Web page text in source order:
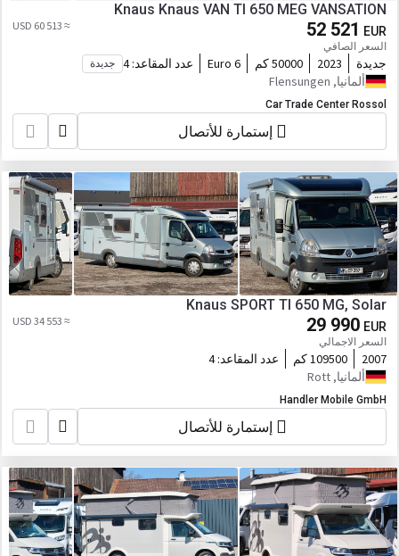
Knaus Knaus VAN TI 650 MEG VANSATION
52 521 EUR
السعر الصافي
≈ 60 513 USD
جديدة 2023 50000 كم Euro 6 عدد المقاعد:4 جديدة
ألمانيا, Flensungen
Car Trade Center Rossol
إستمارة للأتصال
Knaus SPORT TI 650 MG, Solar
29 990 EUR
السعر الاجمالي
≈ 34 553 USD
2007 109500 كم عدد المقاعد:4
ألمانيا, Rott
Handler Mobile GmbH
إستمارة للأتصال